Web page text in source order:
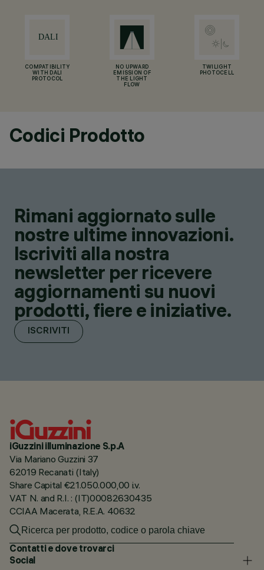
COMPATIBILITY
WITH DALI
PROTOCOL
NO UPWARD
EMISSION OF
THE LIGHT
FLOW
TWILIGHT
PHOTOCELL
Codici Prodotto
Rimani aggiornato sulle
nostre ultime innovazioni.
Iscriviti alla nostra
newsletter per ricevere
aggiornamenti su nuovi
prodotti, fiere e iniziative.
ISCRIVITI
iGuzzini illuminazione S.p.A
Via Mariano Guzzini 37
62019 Recanati (Italy)
Share Capital €21.050.000,00 i.v.
VAT N. and R.I. : (IT)00082630435
CCIAA Macerata, R.E.A. 40632
Contatti e dove trovarci
Social